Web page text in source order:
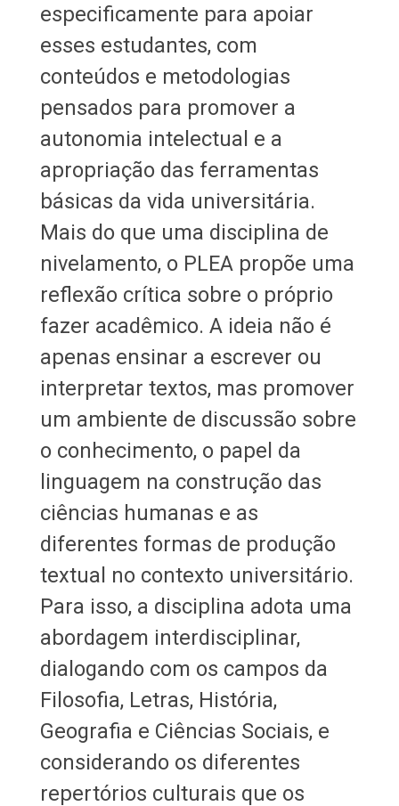
especificamente para apoiar
esses estudantes, com
conteúdos e metodologias
pensados para promover a
autonomia intelectual e a
apropriação das ferramentas
básicas da vida universitária.
Mais do que uma disciplina de
nivelamento, o PLEA propõe uma
reflexão crítica sobre o próprio
fazer acadêmico. A ideia não é
apenas ensinar a escrever ou
interpretar textos, mas promover
um ambiente de discussão sobre
o conhecimento, o papel da
linguagem na construção das
ciências humanas e as
diferentes formas de produção
textual no contexto universitário.
Para isso, a disciplina adota uma
abordagem interdisciplinar,
dialogando com os campos da
Filosofia, Letras, História,
Geografia e Ciências Sociais, e
considerando os diferentes
repertórios culturais que os